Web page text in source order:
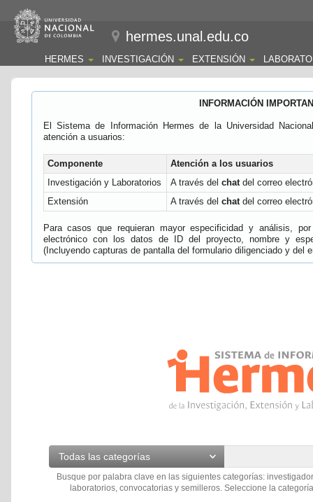
hermes.unal.edu.co
HERMES INVESTIGACIÓN EXTENSIÓN
INFORMACIÓN
El Sistema de Información Hermes de la Universidad
atención a usuarios:
Componente
Atención a los usuarios
Investigación y Laboratorios
A través del chatdel correo
Extensión
A través del chatdel correo
Para casos que requieran mayor especificidad y análisis,
electrónico con los datos de ID del proyecto, nombre y
(Incluyendo capturas de pantalla del formulario diligenciado y del
Todas las categorías
Busque por palabra clave en las siguientes categorías:
laboratorios, convocatorias y semilleros. Seleccione la